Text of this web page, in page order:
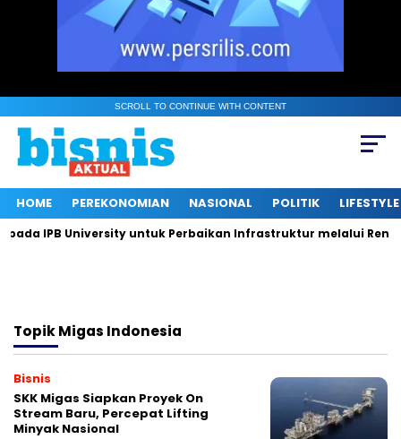
SCROLL TO CONTINUE WITH CONTENT
HOME PEREKONOMIAN NASIONAL POLITIK LIFESTYLE
IPB University untuk Perbaikan Infrastruktur melalui
TopikMigas Indonesia
Bisnis
SKK Migas Siapkan Proyek On
Stream Baru, Percepat Lifting
Minyak Nasional